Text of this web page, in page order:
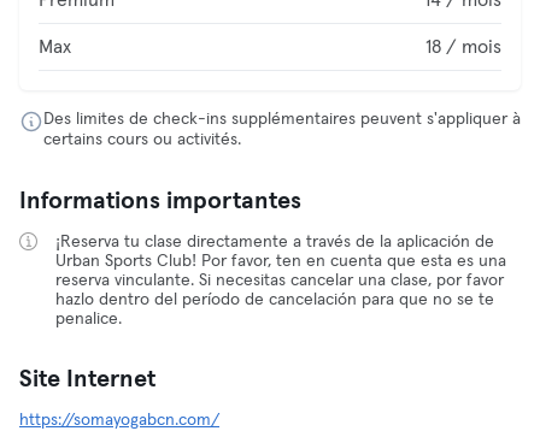
Max 18 / mois
Des limites de check-ins supplémentaires peuvent s'appliquer à
certains cours ou activités.
Informations importantes
¡Reserva tu clase directamente a través de la aplicación de
Urban Sports Club! Por favor, ten en cuenta que esta es una
reserva vinculante. Si necesitas cancelar una clase, por favor
hazlo dentro del período de cancelación para que no se te
penalice.
Site Internet
https://somayogabcn.com/